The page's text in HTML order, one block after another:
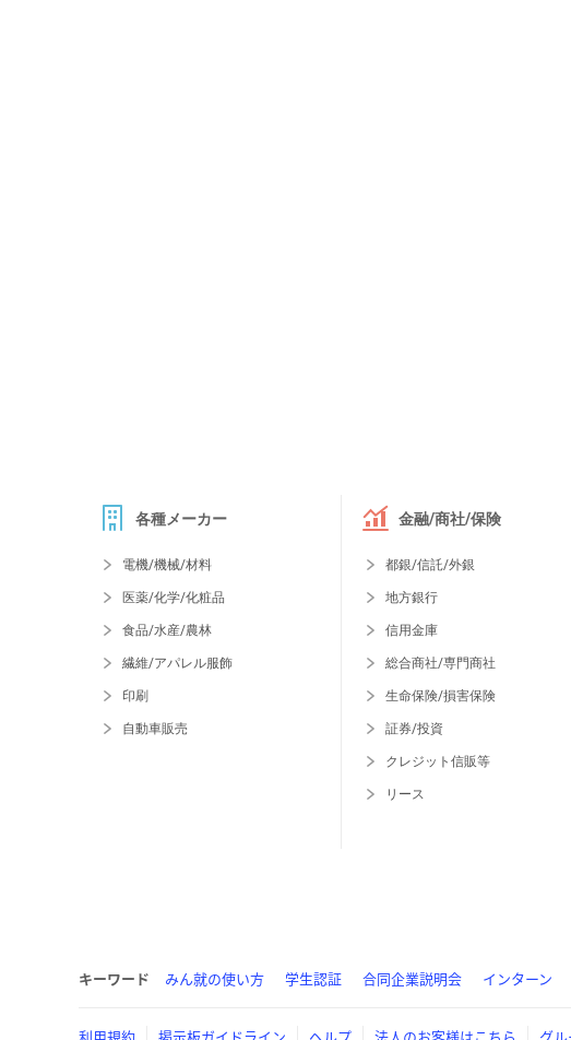
各種メーカー
電機/機械/材料
医薬/化学/化粧品
食品/水産/農林
繊維/アパレル服飾
印刷
自動車販売
金融/商社/保険
都銀/信託/外銀
地方銀行
信用金庫
総合商社/専門商社
生命保険/損害保険
証券/投資
クレジット信販等
リース
キーワード みん就の使い方 学生認証 合同企業説明会 インターン